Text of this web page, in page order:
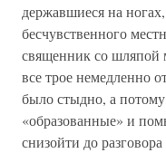
державшиеся на
бесчувственного
священник со шляпой
все трое немедленно
было стыдно, а
«образованные» и
снизойти до